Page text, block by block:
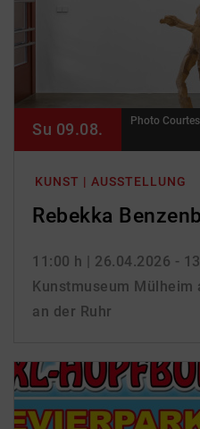
KUNST | AUSSTELLUNG
Rebekka
11:00 h | 26.04.2026 -
Kunstmuseum Mülheim
an der Ruhr
Su 09.08.
Photo